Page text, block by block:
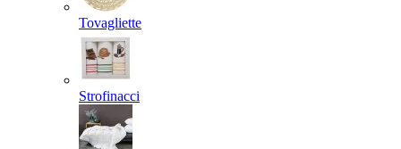
Tovagliette
Strofinacci